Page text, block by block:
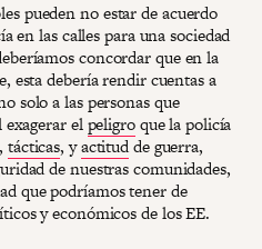
pueden no estar de acuerdo
en las calles para una sociedad
concordar que en la
esta debería rendir cuentas a
solo a las personas que
elpeligroque la policía
, tácticas, yactitudde guerra,
de nuestras comunidades,
que podríamos tener de
y económicos de los EE.